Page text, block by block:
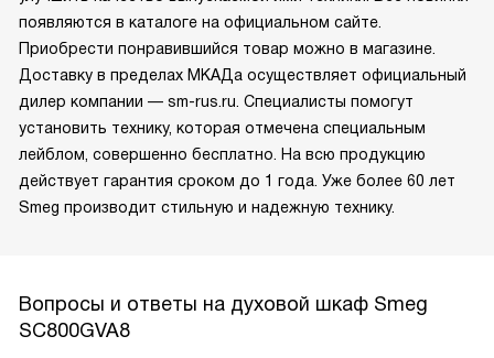
появляются в каталоге на официальном сайте.
Приобрести понравившийся товар можно в магазине.
Доставку в пределах МКАДа осуществляет официальный
дилер компании — sm-rus.ru. Специалисты помогут
установить технику, которая отмечена специальным
лейблом, совершенно бесплатно. На всю продукцию
действует гарантия сроком до 1 года. Уже более 60 лет
Smeg производит стильную и надежную технику.
Вопросы и ответы на духовой шкаф Smeg
SC800GVA8